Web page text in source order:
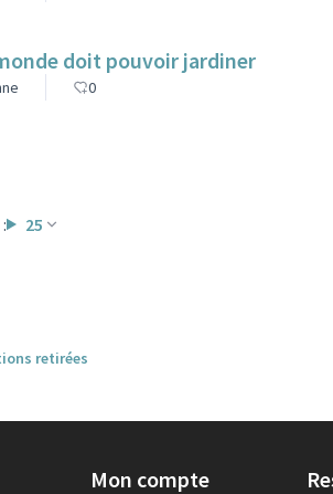
doit pouvoir jardiner
0
25
retirées
Mon compte